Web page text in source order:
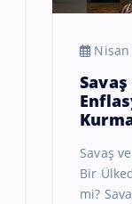
Nisan
Savaş
Bir
mi?